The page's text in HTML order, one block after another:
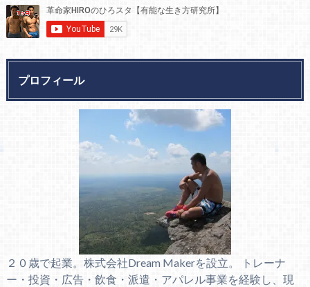
プロフィール
２０歳で起業。株式会社Dream Makerを設立。 トレーナ
ー・投資・広告・飲食・派遣・アパレル事業を経験し、現